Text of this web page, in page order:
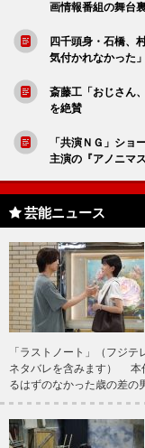
画情報番組の舞台
四千頭身・石橋、
気付かれなかった」
斎藤工「おじさん
を絶賛
「共演ＮＧ」シ
主演の『アノニマ
芸能ニュース
「ラストノート」（フジ
ネタバレを含みます） 本
るはずのなかった歳の差